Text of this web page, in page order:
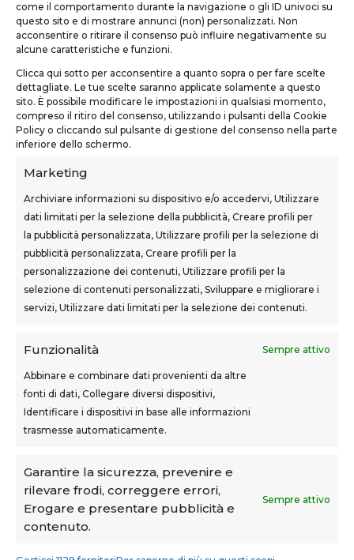
come il comportamento durante la navigazione o gli ID univoci su
questo sito e di mostrare annunci (non) personalizzati. Non
acconsentire o ritirare il consenso può influire negativamente su
alcune caratteristiche e funzioni.
Clicca qui sotto per acconsentire a quanto sopra o per fare scelte
dettagliate. Le tue scelte saranno applicate solamente a questo
sito. È possibile modificare le impostazioni in qualsiasi momento,
compreso il ritiro del consenso, utilizzando i pulsanti della Cookie
Policy o cliccando sul pulsante di gestione del consenso nella parte
inferiore dello schermo.
Marketing
Archiviare informazioni su dispositivo e/o accedervi, Utilizzare
dati limitati per la selezione della pubblicità, Creare profili per
la pubblicità personalizzata, Utilizzare profili per la selezione di
pubblicità personalizzata, Creare profili per la
personalizzazione dei contenuti, Utilizzare profili per la
selezione di contenuti personalizzati, Sviluppare e migliorare i
servizi, Utilizzare dati limitati per la selezione dei contenuti.
Funzionalità Sempre attivo
Abbinare e combinare dati provenienti da altre
fonti di dati, Collegare diversi dispositivi,
Identificare i dispositivi in base alle informazioni
trasmesse automaticamente.
Garantire la sicurezza, prevenire e
rilevare frodi, correggere errori,
Erogare e presentare pubblicità e
contenuto.
Sempre attivo
TEKNOFORM SRL
Castelfranco di Sotto (PI)
teknoform@teknoform.it
SEDI CORSI
Sovigliana – Vinci
Via F.lli Cairoli, 12
Castelfranco di Sotto
Teknoform srl – p.iva 05765060487 – Cap. Soc. euro
10.000 – CCIAA Toscana Nord Ovest – n.isc. REA PI-
Teknoform è Centro Formativo AiFOS (C.F.A.)